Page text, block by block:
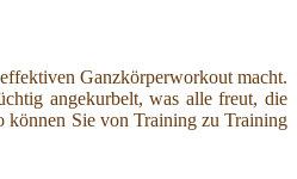
Ganzkörperworkout macht.
angekurbelt, was alle freut, die
können Sie von Training zu Training